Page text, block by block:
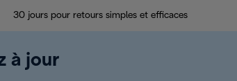
30 jours pour retours simples et efficaces
à jour